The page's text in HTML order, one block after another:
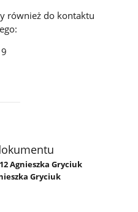
również do kontaktu
Agnieszka Gryciuk
Gryciuk